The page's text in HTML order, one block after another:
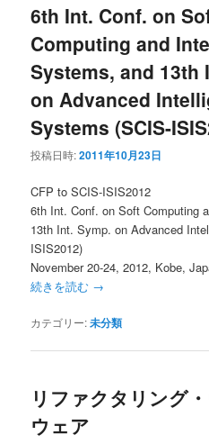
6th Int. Conf. on
Computing and
Systems, and 13th
on Advanced
Systems (SCIS-
投稿日時:2011年10月23日
CFP to SCIS-ISIS2012
6th Int. Conf. on Soft Computing
13th Int. Symp. on Advanced
ISIS2012)
November 20-24, 2012, Kobe,
続きを読む →
カテゴリー:未分類
リファクタリング
ウェア